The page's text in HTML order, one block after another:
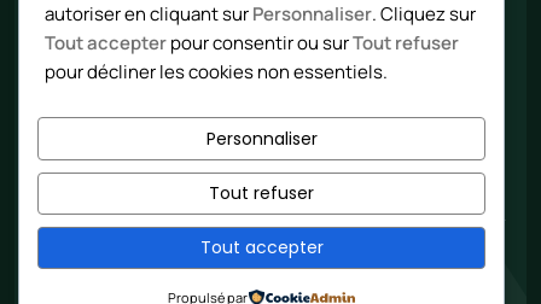
LÉGAL
© 2026 jardin4temps · Bergerac
autoriser en cliquant surPersonnaliser. Cliquez sur
Tout accepterpour consentir ou surTout refuser
pour décliner les cookies non essentiels.
Personnaliser
Tout refuser
Tout accepter
Propulsé par